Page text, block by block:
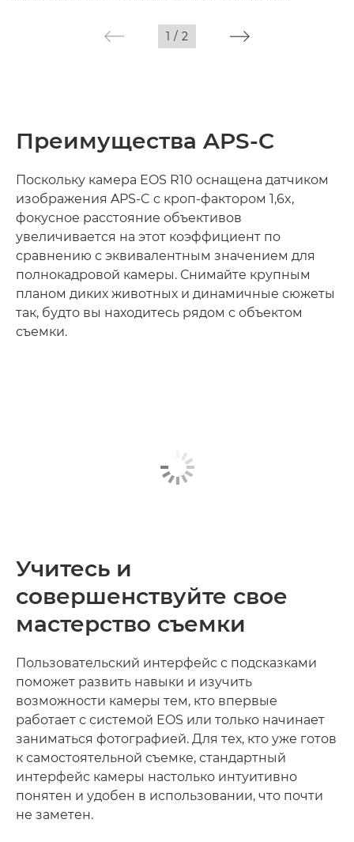
1 / 2
Преимущества APS-C
Поскольку камера EOS R10 оснащена датчиком
изображения APS-C с кроп-фактором 1,6x,
фокусное расстояние объективов
увеличивается на этот коэффициент по
сравнению с эквивалентным значением для
полнокадровой камеры. Снимайте крупным
планом диких животных и динамичные сюжеты
так, будто вы находитесь рядом с объектом
съемки.
Учитесь и
совершенствуйте свое
мастерство съемки
Пользовательский интерфейс с подсказками
поможет развить навыки и изучить
возможности камеры тем, кто впервые
работает с системой EOS или только начинает
заниматься фотографией. Для тех, кто уже готов
к самостоятельной съемке, стандартный
интерфейс камеры настолько интуитивно
понятен и удобен в использовании, что почти
не заметен.